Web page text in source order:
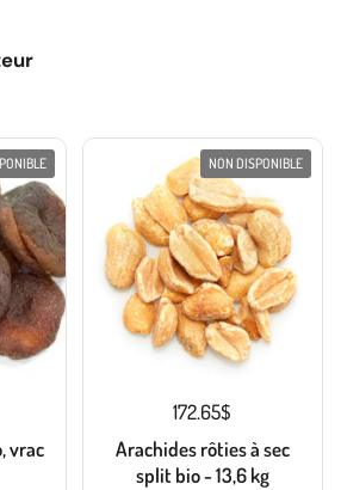
vrac
172.65$
Arachides rôties à sec
split bio - 13,6 kg
NON DISPONIBLE